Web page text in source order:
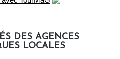
DES AGENCES
LOCALES